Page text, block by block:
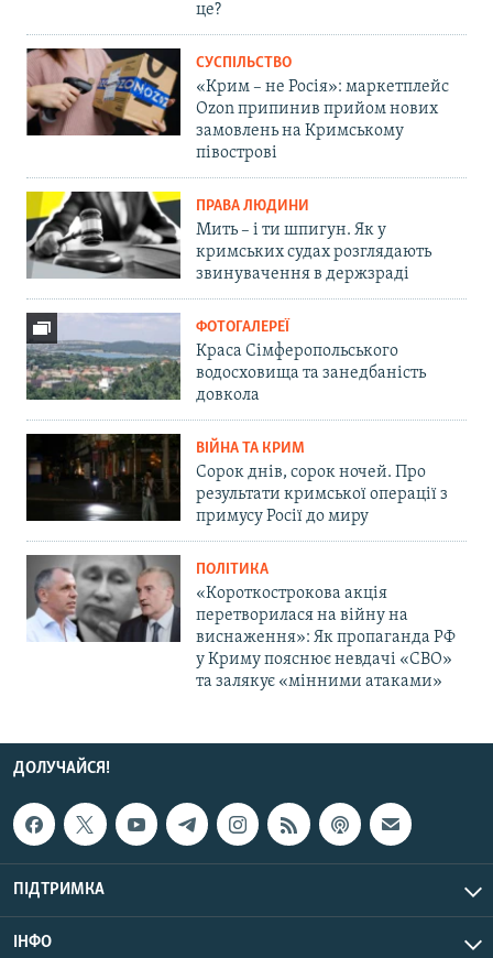
це?
СУСПІЛЬСТВО
«Крим – не Росія»: маркетплейс
Ozon припинив прийом нових
замовлень на Кримському
півострові
ПРАВА ЛЮДИНИ
Мить – і ти шпигун. Як у
кримських судах розглядають
звинувачення в держзраді
ФОТОГАЛЕРЕЇ
Краса Сімферопольського
водосховища та занедбаність
довкола
ВІЙНА ТА КРИМ
Сорок днів, сорок ночей. Про
результати кримської операції з
примусу Росії до миру
ПОЛІТИКА
«Короткострокова акція
перетворилася на війну на
виснаження»: Як пропаганда РФ
у Криму пояснює невдачі «СВО»
та залякує «мінними атаками»
ДОЛУЧАЙСЯ!
ПІДТРИМКА
ІНФО